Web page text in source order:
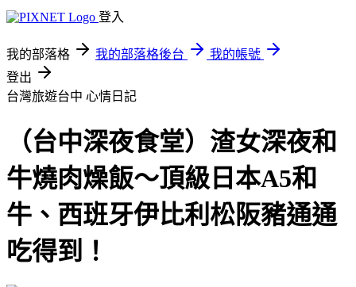
登入
我的部落格 我的部落格後台
我的帳號
登出
台灣旅遊台中 心情日記
（台中深夜食堂）渣女深夜和
牛燒肉燥飯～頂級日本A5和
牛、西班牙伊比利松阪豬通通
吃得到！